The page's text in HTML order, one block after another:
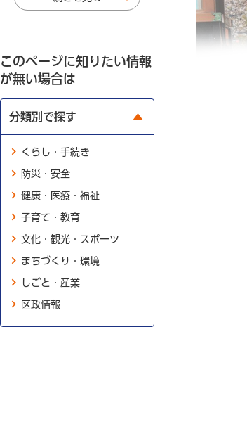
このページに知りたい情報
が無い場合は
分類別で探す
くらし・手続き
防災・安全
健康・医療・福祉
子育て・教育
文化・観光・スポーツ
まちづくり・環境
しごと・産業
区政情報